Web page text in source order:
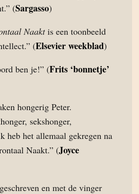
(Sargasso)
Naaktis een toonbeeld
(Elsevier weekblad)
ben je!” (Frits ‘bonnetje’
hongerig Peter.
sekshonger,
heb het allemaal gekregen na
Naakt.” (Joyce
en met de vinger